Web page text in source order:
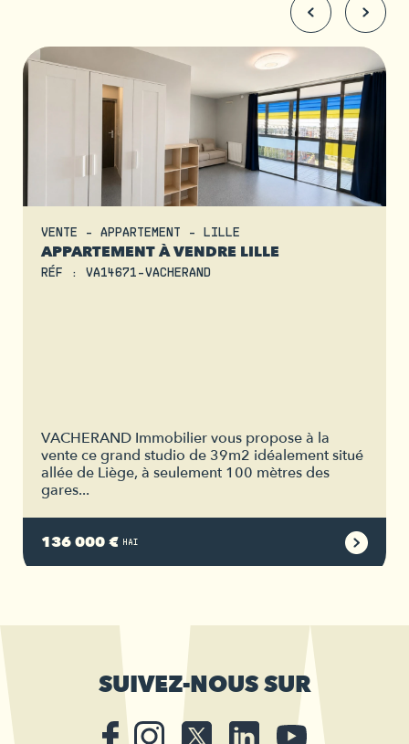
VENTE - APPARTEMENT - LILLE
APPARTEMENT À VENDRE LILLE
RÉF : VA14671-VACHERAND
VACHERAND Immobilier vous propose à la
vente ce grand studio de 39m2 idéalement situé
allée de Liège, à seulement 100 mètres des
gares...
136 000 € HAI
SUIVEZ-NOUS SUR